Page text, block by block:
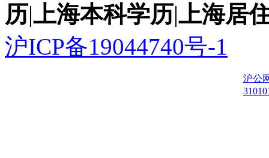
历|上海本科学历|上海居
沪ICP备19044740号-1
沪公